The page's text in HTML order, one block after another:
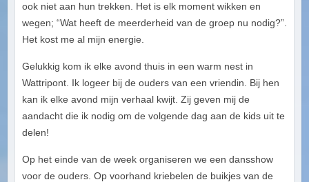
ook niet aan hun trekken. Het is elk moment wikken en
wegen; “Wat heeft de meerderheid van de groep nu nodig?”.
Het kost me al mijn energie.
Gelukkig kom ik elke avond thuis in een warm nest in
Wattripont. Ik logeer bij de ouders van een vriendin. Bij hen
kan ik elke avond mijn verhaal kwijt. Zij geven mij de
aandacht die ik nodig om de volgende dag aan de kids uit te
delen!
Op het einde van de week organiseren we een dansshow
voor de ouders. Op voorhand kriebelen de buikjes van de